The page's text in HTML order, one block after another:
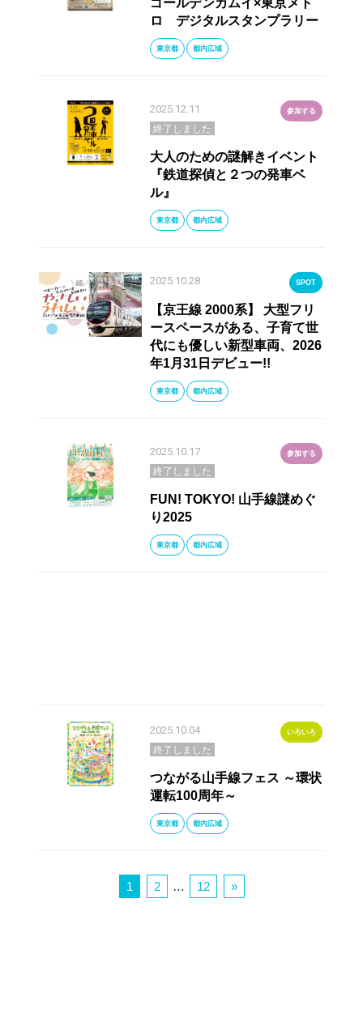
ゴールデンカムイ×東京メト
ロ デジタルスタンプラリー
東京都 都内広域
2025.12.11 参加する
終了しました
大人のための謎解きイベント
『鉄道探偵と２つの発車ベ
ル』
東京都 都内広域
2025.10.28 SPOT
【京王線 2000系】 大型フリ
ースペースがある、子育て世
代にも優しい新型車両、2026
年1月31日デビュー!!
東京都 都内広域
2025.10.17 参加する
終了しました
FUN! TOKYO! 山手線謎めぐ
り2025
東京都 都内広域
2025.10.04 いろいろ
終了しました
つながる山手線フェス ～環状
運転100周年～
東京都 都内広域
1 2 … 12 »